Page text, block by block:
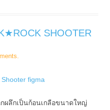
SHOOTER
ผลึกเป็นก้อนเกลือขนาดใหญ่